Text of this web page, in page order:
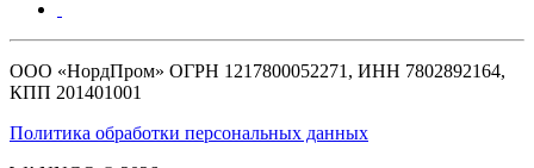
ООО «НордПром» ОГРН 1217800052271, ИНН 7802892164,
КПП 201401001
Политика обработки персональных данных